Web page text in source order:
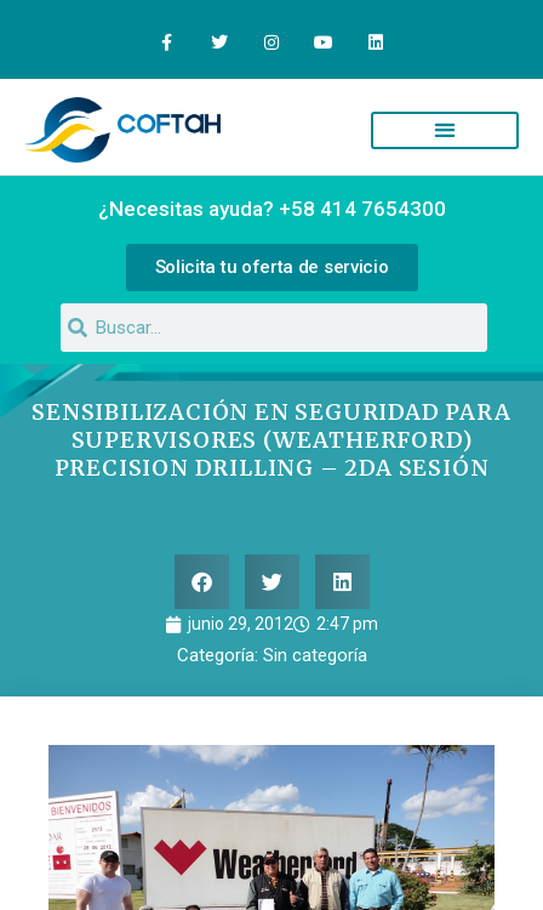
¿Necesitas ayuda? +58 414 7654300
Solicita tu oferta de servicio
SENSIBILIZACIÓN EN SEGURIDAD PARA
SUPERVISORES (WEATHERFORD)
PRECISION DRILLING – 2DA SESIÓN
junio 29, 2012 2:47 pm
Categoría: Sin categoría